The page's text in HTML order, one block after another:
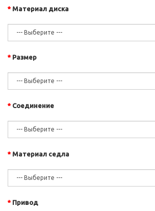
Материал диска
Размер
Соединение
Материал седла
Привод